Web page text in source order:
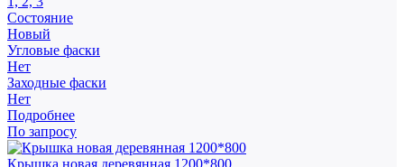
Состояние
Новый
Угловые фаски
Нет
Заходные фаски
Нет
Подробнее
По запросу